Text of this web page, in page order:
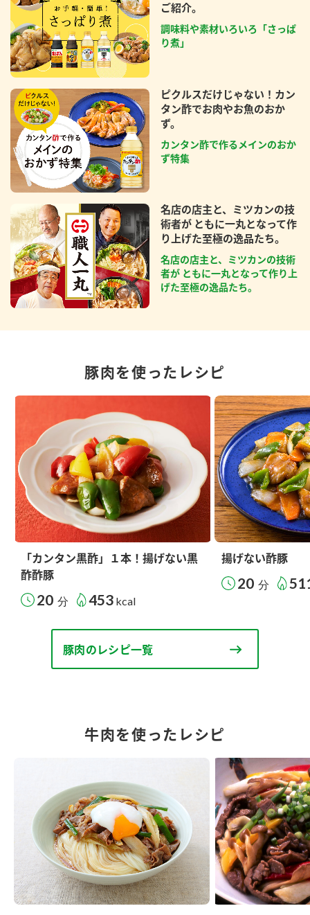
ご紹介。
調味料や素材いろいろ「さっぱ
り煮」
ピクルスだけじゃない！カン
タン酢でお肉やお魚のおか
ず。
カンタン酢で作るメインのおか
ず特集
名店の店主と、ミツカンの技
術者が ともに一丸となって作
り上げた至極の逸品たち。
名店の店主と、ミツカンの技術
者が ともに一丸となって作り上
げた至極の逸品たち。
豚肉を使ったレシピ
「カンタン黒酢」１本！揚げない黒
酢酢豚
20 分 453 kcal
揚げない酢豚
20 分
豚肉のレシピ一覧
牛肉を使ったレシピ